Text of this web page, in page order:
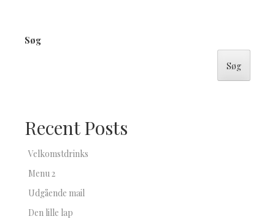
Søg
Søg
Recent Posts
Velkomstdrinks
Menu 2
Udgående mail
Den lille lap